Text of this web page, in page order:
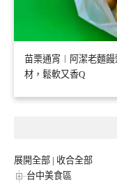
苗栗通宵︱阿潔老麵
材，鬆軟又香Q
展開全部 | 收合全部
台中美食區